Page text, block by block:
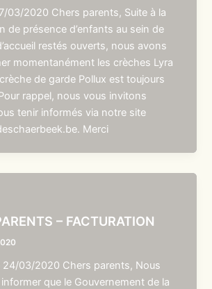
03/2020 Chers parents, Suite à la
de présence d’enfants au sein de
restés ouverts, nous avons
momentanément les crèches Lyra
de garde Pollux est toujours
rappel, nous vous invitons
tenir informés via notre site
Merci
– FACTURATION
24/03/2020 Chers parents, Nous
que le Gouvernement de la